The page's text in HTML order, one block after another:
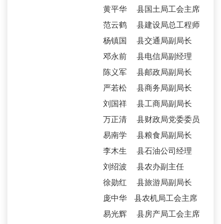
黄平华 县国土局工会主席
范云鹤 县建设局总工程师
杨镇国 县交通局副局长
邓永前 县电信局副经理
陈义军 县邮政局副局长
严若松 县商务局副局长
刘国祥 县工商局副局长
万正清 县财政局党委委员
易南学 县粮食局副局长
李木生 县石油公司经理
刘绍波 县农办副主任
徐勋红 县旅游局副局长
庞中华 县农机局工会主席
易光辉 县房产局工会主席